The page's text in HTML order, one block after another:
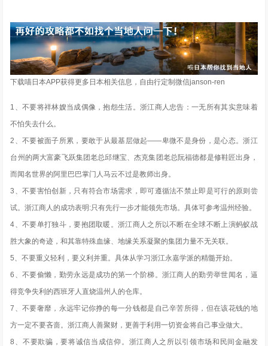
下载喵日本APP获得更多日本相关信息，自由行定制微信janson-ren
1、不要将祥林嫂当成偶像，抱怨生活。浙江商人忠告：一无所有其实意味着
不怕失去什么。
2、不要被面子所累，要敢于从最基层做起——卑微不是身份，是心态。浙江
台州的两大富豪飞跃集团老总邱继宝、杰克集团老总阮福德都是修鞋匠出身，
而闻名世界的阿里巴巴掌门人马云不过是教师出身。
3、不要害怕创新，只有符合市场需求，即可遵循法不禁止即是可行的原则尝
试。浙江商人的成功表明:只有先行一步才能领先市场。具体可参考温州经验。
4、不要单打独斗，要抱团取暖。浙江商人之所以不断在全球不断上演蚂蚁战
胜大象的奇迹，和其靠特殊血缘、地缘关系凝聚的集团力量不无关联。
5、不要重义轻利，要义利并重。具体从学习浙江永嘉学派的精髓开始。
6、不要偷懒，勤劳永远是成功的第一个阶梯。浙江商人的勤劳举世闻名，逼
得竞争失利的西班牙人直烧温州人的仓库。
7、不要奢靡，永远牢记你挣的每一分钱都是自己辛苦所得，但在该花钱的地
方一定不要吝啬。浙江商人善聚财，更善于利用一切资金将自己事业做大。
8、不要欺骗，要将诚信当成信仰。浙江商人之所以引领市场和民间金融发